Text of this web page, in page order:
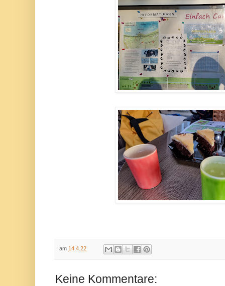
am 14.4.22
Keine Kommentare: